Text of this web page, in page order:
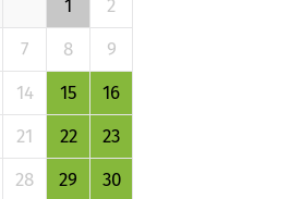
1
2
7 8
9
14 15
16
21 22
23
28 29
30